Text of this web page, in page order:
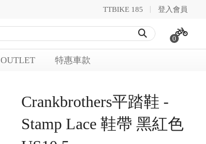
TTBIKE 185
登入會員
0
OUTLET 特惠車款
Crankbrothers平踏鞋 -
Stamp Lace 鞋帶 黑紅色